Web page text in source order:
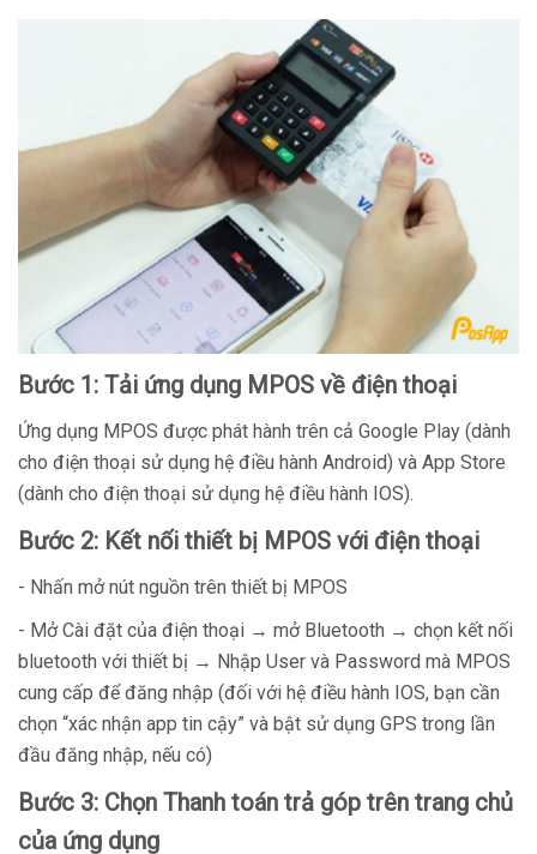
Bước 1: Tải ứng dụng MPOS về điện thoại
Ứng dụng MPOS được phát hành trên cả Google Play (dành
cho điện thoại sử dụng hệ điều hành Android) và App Store
(dành cho điện thoại sử dụng hệ điều hành IOS).
Bước 2: Kết nối thiết bị MPOS với điện thoại
- Nhấn mở nút nguồn trên thiết bị MPOS
- Mở Cài đặt của điện thoại → mở Bluetooth → chọn kết nối
bluetooth với thiết bị → Nhập User và Password mà MPOS
cung cấp để đăng nhập (đối với hệ điều hành IOS, bạn cần
chọn “xác nhận app tin cậy” và bật sử dụng GPS trong lần
đầu đăng nhập, nếu có)
Bước 3: Chọn Thanh toán trả góp trên trang chủ
của ứng dụng